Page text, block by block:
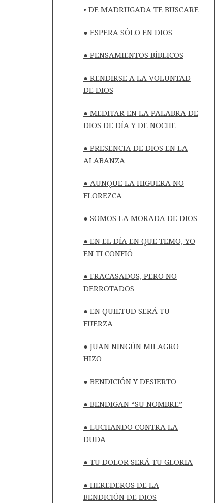
• DE MADRUGADA TE BUSCARE
● ESPERA SÓLO EN DIOS
● PENSAMIENTOS BÍBLICOS
● RENDIRSE A LA VOLUNTAD
DE DIOS
● MEDITAR EN LA PALABRA DE
DIOS DE DÍA Y DE NOCHE
● PRESENCIA DE DIOS EN LA
ALABANZA
● AUNQUE LA HIGUERA NO
FLOREZCA
● SOMOS LA MORADA DE DIOS
● EN EL DÍA EN QUE TEMO, YO
EN TI CONFIÓ
● FRACASADOS, PERO NO
DERROTADOS
● EN QUIETUD SERÁ TU
FUERZA
● JUAN NINGÚN MILAGRO
HIZO
● BENDICIÓN Y DESIERTO
● BENDIGAN “SU NOMBRE”
● LUCHANDO CONTRA LA
DUDA
● TU DOLOR SERÁ TU GLORIA
● HEREDEROS DE LA
BENDICIÓN DE DIOS